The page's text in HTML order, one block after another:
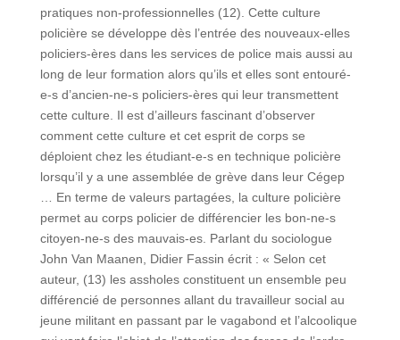
pratiques non-professionnelles (12). Cette culture
policière se développe dès l’entrée des nouveaux-elles
policiers-ères dans les services de police mais aussi au
long de leur formation alors qu’ils et elles sont entouré-
e-s d’ancien-ne-s policiers-ères qui leur transmettent
cette culture. Il est d’ailleurs fascinant d’observer
comment cette culture et cet esprit de corps se
déploient chez les étudiant-e-s en technique policière
lorsqu’il y a une assemblée de grève dans leur Cégep
… En terme de valeurs partagées, la culture policière
permet au corps policier de différencier les bon-ne-s
citoyen-ne-s des mauvais-es. Parlant du sociologue
John Van Maanen, Didier Fassin écrit : « Selon cet
auteur, (13) les assholes constituent un ensemble peu
différencié de personnes allant du travailleur social au
jeune militant en passant par le vagabond et l’alcoolique